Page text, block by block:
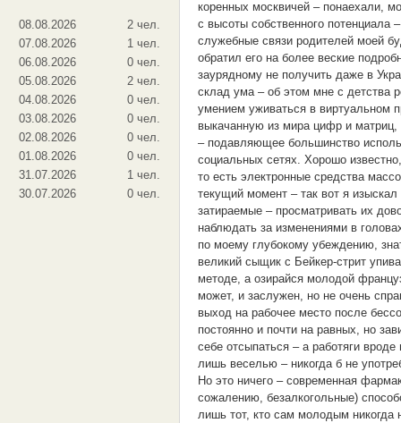
08.08.2026
2 чел.
07.08.2026
1 чел.
06.08.2026
0 чел.
05.08.2026
2 чел.
04.08.2026
0 чел.
03.08.2026
0 чел.
02.08.2026
0 чел.
01.08.2026
0 чел.
31.07.2026
1 чел.
30.07.2026
0 чел.
коренных москвичей – понаехали,
с высоты собственного потенциала
служебные связи родителей моей
обратил его на более веские
заурядному не получить даже в
склад ума – об этом мне с детства
умением уживаться в виртуальном
выкачанную из мира цифр и
– подавляющее большинство
социальных сетях. Хорошо
то есть электронные средства
текущий момент – так вот я
затираемые – просматривать их
наблюдать за изменениями в
по моему глубокому убеждению,
великий сыщик с Бейкер-стрит
методе, а озирайся молодой
может, и заслужен, но не очень
выход на рабочее место после
постоянно и почти на равных, но
себе отсыпаться – а работяги
лишь веселью – никогда б не
Но это ничего – современная
сожалению, безалкогольные)
лишь тот, кто сам молодым никогда